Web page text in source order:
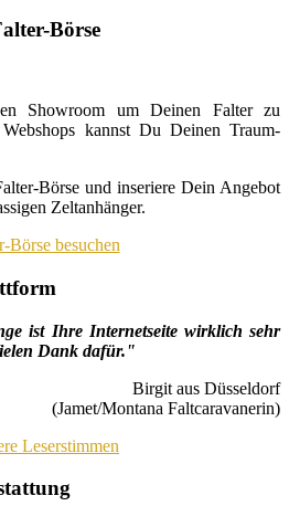
Börse
Showroom um Deinen Falter zu
kannst Du Deinen Traum-
Börse und inseriere Dein Angebot
Zeltanhänger.
Börse besuchen
ist Ihre Internetseite wirklich sehr
Dank dafür."
Birgit aus Düsseldorf
(Jamet/Montana Faltcaravanerin)
Leserstimmen